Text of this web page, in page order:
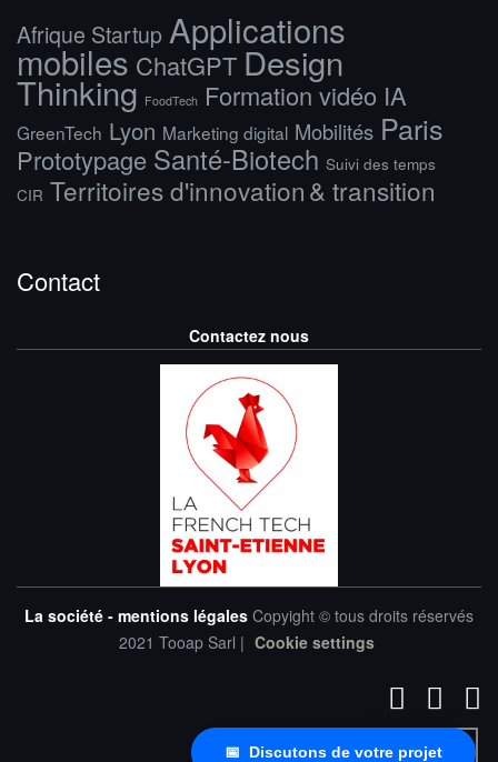
📅 Discutons de votre projet
Afrique Startup Applications
mobiles ChatGPT Design
Thinking FoodTech Formation vidéo IA
GreenTech Lyon Marketing digital Mobilités Paris
Prototypage Santé-Biotech Suivi des temps
CIR Territoires d'innovation & transition
Contact
Contactez nous
La société - mentions légales Copyight © tous droits réservés
2021 Tooap Sarl | Cookie settings